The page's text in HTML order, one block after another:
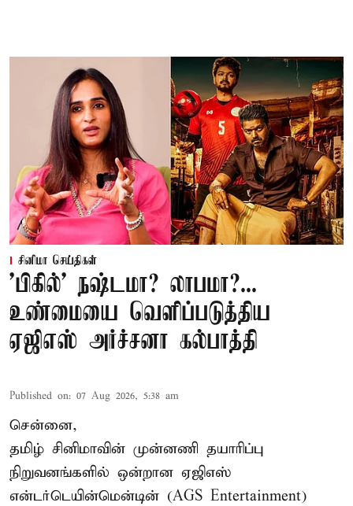
சினிமா செய்திகள்
'பிகில்' நஷ்டமா? லாபமா?...
உண்மையை வெளிப்படுத்திய
ஏஜிஎஸ் அர்ச்சனா கல்பாத்தி
Published on: 07 Aug 2026, 5:38 am
சென்னை,
தமிழ் சினிமாவின் முன்னணி தயாரிப்பு
நிறுவனங்களில் ஒன்றான ஏஜிஎஸ்
என்டர்டெயின்மென்டின் (AGS Entertainment)